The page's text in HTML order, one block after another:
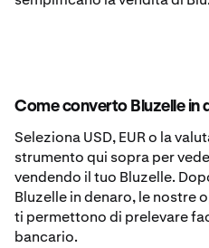
Come converto Bluzelle in
Seleziona USD, EUR o la
strumento qui sopra per
vendendo il tuo Bluzelle.
Bluzelle in denaro, le nostre
ti permettono di prelevare
bancario.